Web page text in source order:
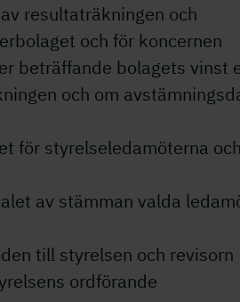
resultaträkningen och
och för koncernen
beträffande bolagets vinst
och om
för styrelseledamöterna och
av stämman valda
till styrelsen och revisorn
ordförande